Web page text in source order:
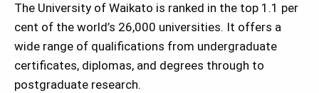
The University of Waikato is ranked in the top 1.1 per
cent of the world’s 26,000 universities. It offers a
wide range of qualifications from undergraduate
certificates, diplomas, and degrees through to
postgraduate research.